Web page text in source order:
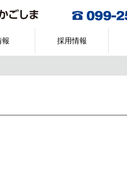
報 採用情報